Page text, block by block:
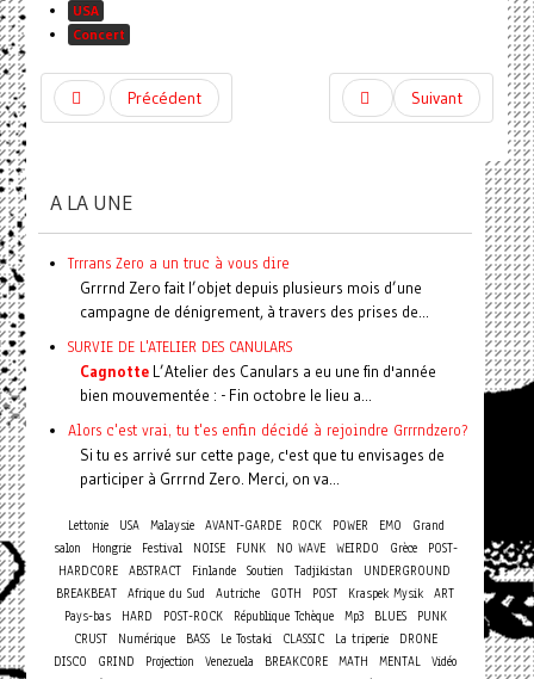
USA
Concert
Précédent Suivant
A LA UNE
Trrrans Zero a un truc à vous dire
Grrrnd Zero fait l’objet depuis plusieurs mois d’une
campagne de dénigrement, à travers des prises de...
SURVIE DE L'ATELIER DES CANULARS
CagnotteL’Atelier des Canulars a eu une fin d'année
bien mouvementée : - Fin octobre le lieu a...
Alors c'est vrai, tu t'es enfin décidé à rejoindre Grrrndzero?
Si tu es arrivé sur cette page, c'est que tu envisages de
participer à Grrrnd Zero. Merci, on va...
Lettonie USA Malaysie AVANT-GARDE ROCK POWER EMO
Grand
salon
Hongrie Festival NOISE FUNK NO WAVE WEIRDO Grèce
POST-
HARDCORE
ABSTRACT Finlande Soutien Tadjikistan
UNDERGROUND
BREAKBEAT Afrique du Sud Autriche GOTH POST Kraspek Mysik ART
Pays-bas
HARD POST-ROCK République Tchèque Mp3 BLUES
PUNK
CRUST
Numérique BASS Le Tostaki CLASSIC La triperie
DRONE
DISCO
GRIND Projection Venezuela BREAKCORE MATH MENTAL Vidéo